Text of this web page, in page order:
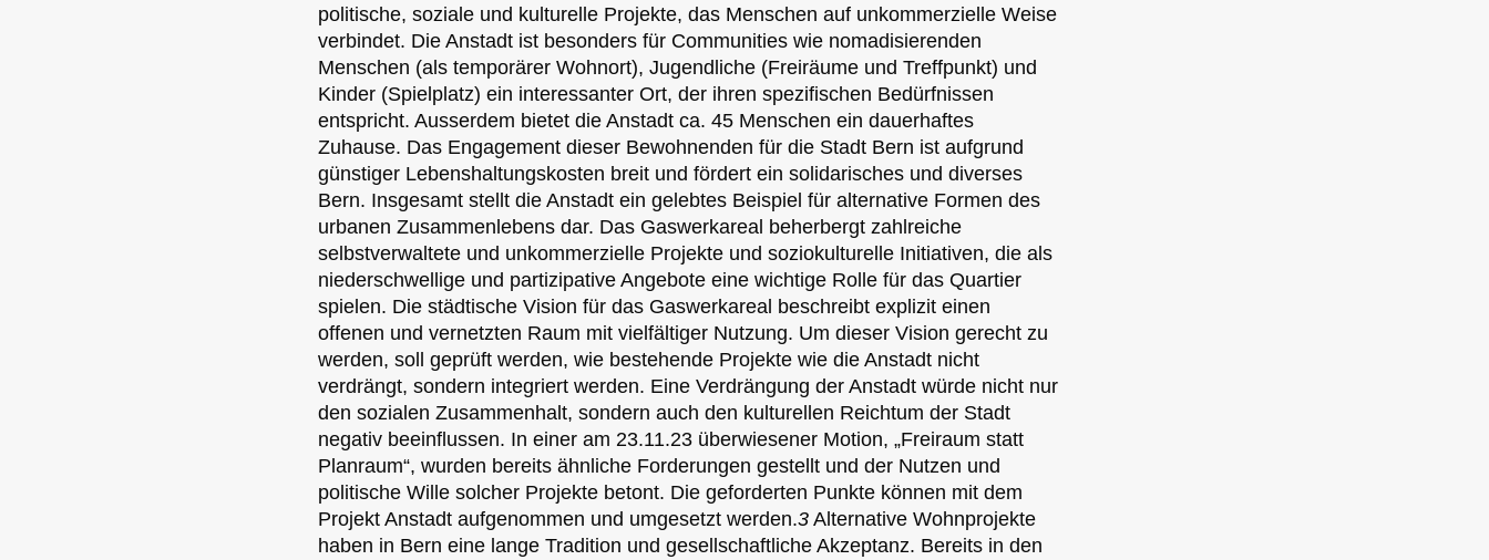
politische, soziale und kulturelle Projekte, das Menschen auf unkommerzielle Weise
verbindet. Die Anstadt ist besonders für Communities wie nomadisierenden
Menschen (als temporärer Wohnort), Jugendliche (Freiräume und Treffpunkt) und
Kinder (Spielplatz) ein interessanter Ort, der ihren spezifischen Bedürfnissen
entspricht. Ausserdem bietet die Anstadt ca. 45 Menschen ein dauerhaftes
Zuhause. Das Engagement dieser Bewohnenden für die Stadt Bern ist aufgrund
günstiger Lebenshaltungskosten breit und fördert ein solidarisches und diverses
Bern. Insgesamt stellt die Anstadt ein gelebtes Beispiel für alternative Formen des
urbanen Zusammenlebens dar. Das Gaswerkareal beherbergt zahlreiche
selbstverwaltete und unkommerzielle Projekte und soziokulturelle Initiativen, die als
niederschwellige und partizipative Angebote eine wichtige Rolle für das Quartier
spielen. Die städtische Vision für das Gaswerkareal beschreibt explizit einen
offenen und vernetzten Raum mit vielfältiger Nutzung. Um dieser Vision gerecht zu
werden, soll geprüft werden, wie bestehende Projekte wie die Anstadt nicht
verdrängt, sondern integriert werden. Eine Verdrängung der Anstadt würde nicht nur
den sozialen Zusammenhalt, sondern auch den kulturellen Reichtum der Stadt
negativ beeinflussen. In einer am 23.11.23 überwiesener Motion, „Freiraum statt
Planraum“, wurden bereits ähnliche Forderungen gestellt und der Nutzen und
politische Wille solcher Projekte betont. Die geforderten Punkte können mit dem
Projekt Anstadt aufgenommen und umgesetzt werden.3 Alternative Wohnprojekte
haben in Bern eine lange Tradition und gesellschaftliche Akzeptanz. Bereits in den